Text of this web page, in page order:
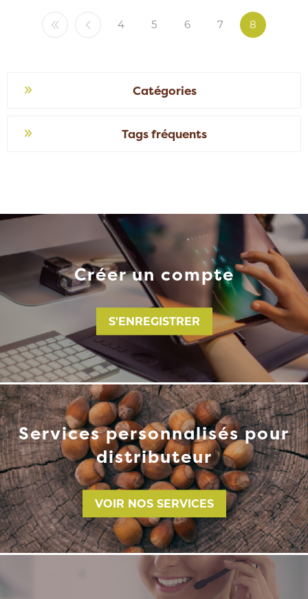
4 5 6 7 8
Catégories
Tags fréquents
Créer un compte
S'ENREGISTRER
Services personnalisés pour
distributeur
VOIR NOS SERVICES